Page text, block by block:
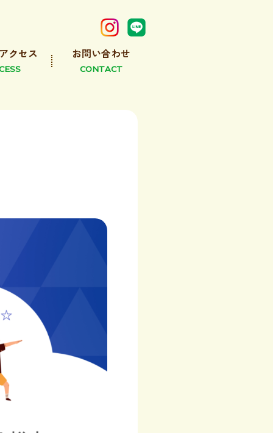
クセス お問い合わせ
CONTACT